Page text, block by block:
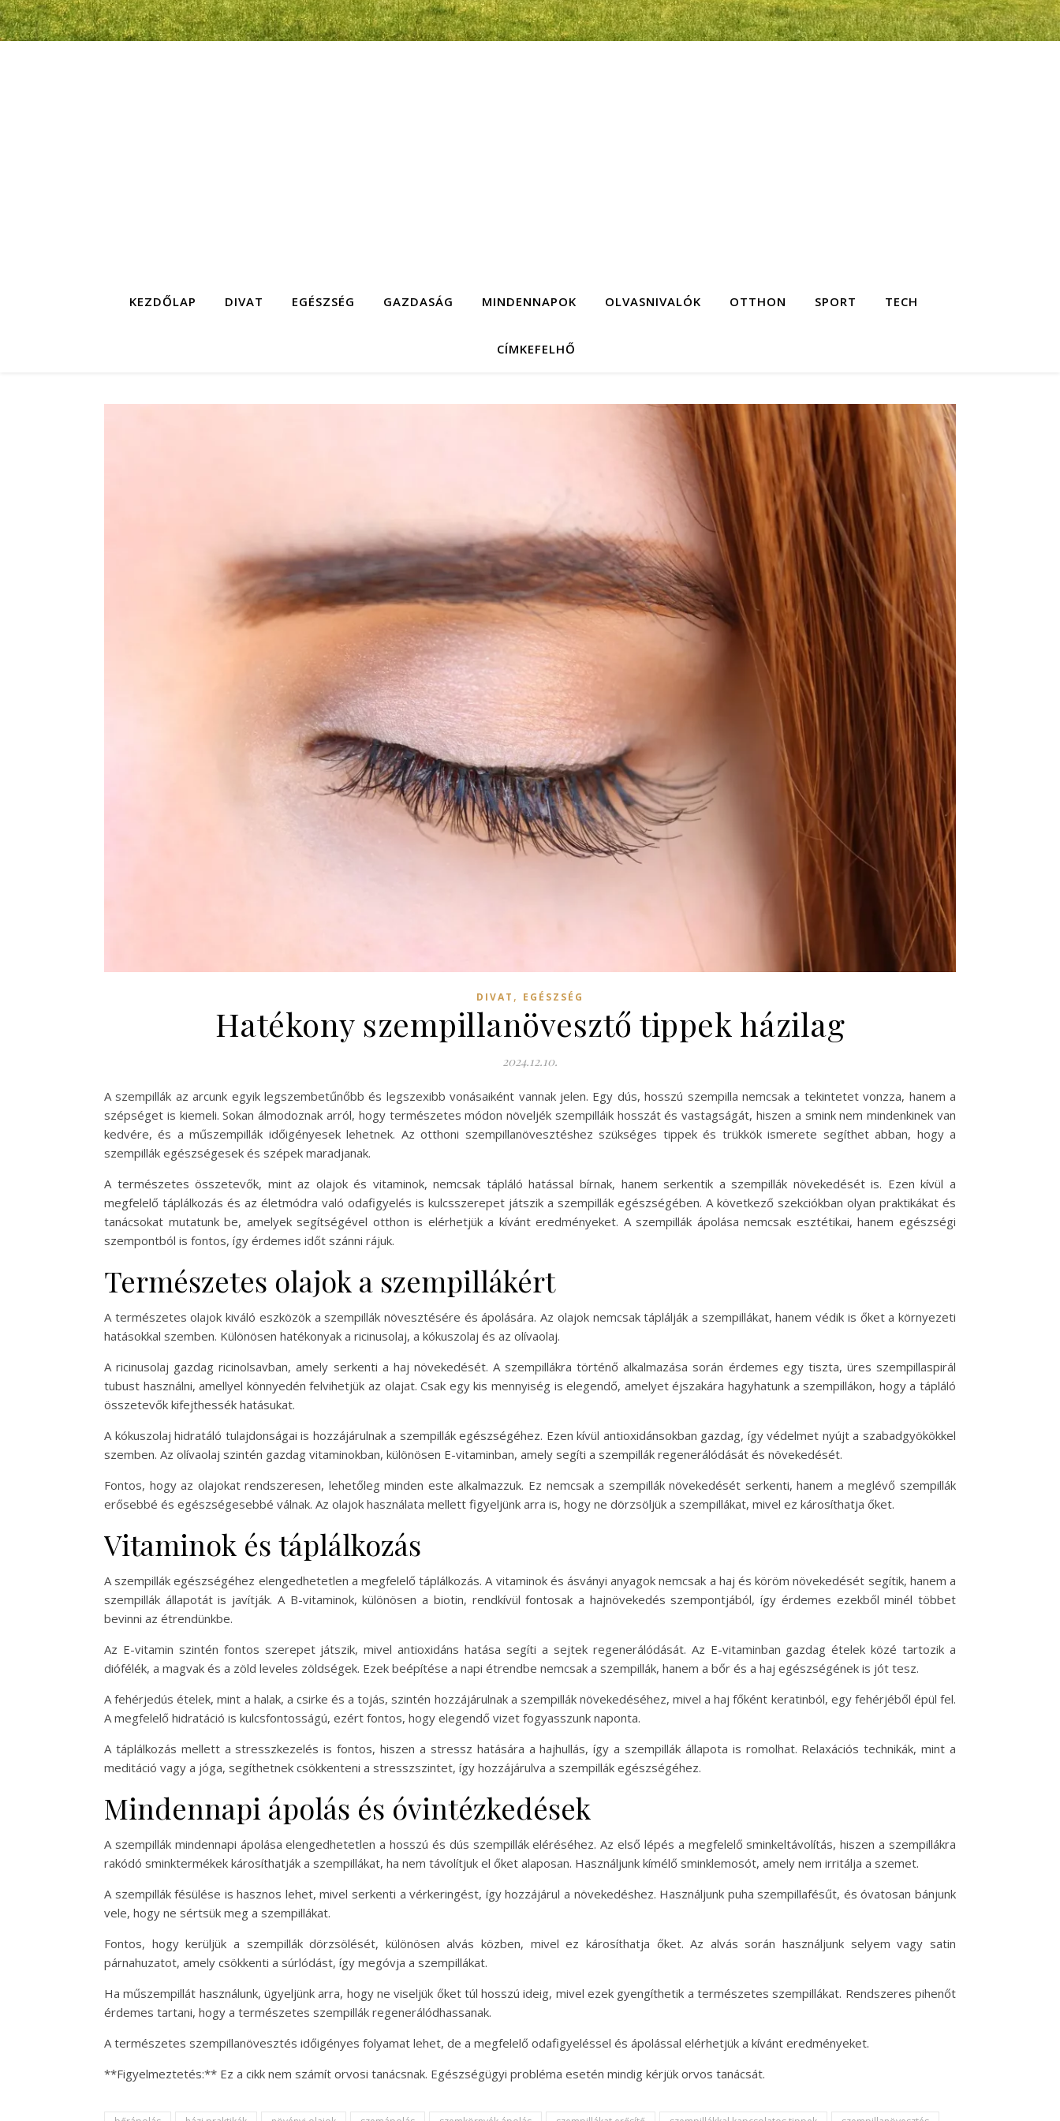
KEZDŐLAP DIVAT EGÉSZSÉG GAZDASÁG MINDENNAPOK OLVASNIVALÓK OTTHON SPORT TECH
CÍMKEFELHŐ
DIVAT , EGÉSZSÉG
Hatékony szempillanövesztő tippek házilag
2024.12.10.
A szempillák az arcunk egyik legszembetűnőbb és legszexibb vonásaiként vannak jelen. Egy dús, hosszú szempilla nemcsak a tekintetet vonzza, hanem a
szépséget is kiemeli. Sokan álmodoznak arról, hogy természetes módon növeljék szempilláik hosszát és vastagságát, hiszen a smink nem mindenkinek van
kedvére, és a műszempillák időigényesek lehetnek. Az otthoni szempillanövesztéshez szükséges tippek és trükkök ismerete segíthet abban, hogy a
szempillák egészségesek és szépek maradjanak.
A természetes összetevők, mint az olajok és vitaminok, nemcsak tápláló hatással bírnak, hanem serkentik a szempillák növekedését is. Ezen kívül a
megfelelő táplálkozás és az életmódra való odafigyelés is kulcsszerepet játszik a szempillák egészségében. A következő szekciókban olyan praktikákat és
tanácsokat mutatunk be, amelyek segítségével otthon is elérhetjük a kívánt eredményeket. A szempillák ápolása nemcsak esztétikai, hanem egészségi
szempontból is fontos, így érdemes időt szánni rájuk.
Természetes olajok a szempillákért
A természetes olajok kiváló eszközök a szempillák növesztésére és ápolására. Az olajok nemcsak táplálják a szempillákat, hanem védik is őket a környezeti
hatásokkal szemben. Különösen hatékonyak a ricinusolaj, a kókuszolaj és az olívaolaj.
A ricinusolaj gazdag ricinolsavban, amely serkenti a haj növekedését. A szempillákra történő alkalmazása során érdemes egy tiszta, üres szempillaspirál
tubust használni, amellyel könnyedén felvihetjük az olajat. Csak egy kis mennyiség is elegendő, amelyet éjszakára hagyhatunk a szempillákon, hogy a tápláló
összetevők kifejthessék hatásukat.
A kókuszolaj hidratáló tulajdonságai is hozzájárulnak a szempillák egészségéhez. Ezen kívül antioxidánsokban gazdag, így védelmet nyújt a szabadgyökökkel
szemben. Az olívaolaj szintén gazdag vitaminokban, különösen E-vitaminban, amely segíti a szempillák regenerálódását és növekedését.
Fontos, hogy az olajokat rendszeresen, lehetőleg minden este alkalmazzuk. Ez nemcsak a szempillák növekedését serkenti, hanem a meglévő szempillák
erősebbé és egészségesebbé válnak. Az olajok használata mellett figyeljünk arra is, hogy ne dörzsöljük a szempillákat, mivel ez károsíthatja őket.
Vitaminok és táplálkozás
A szempillák egészségéhez elengedhetetlen a megfelelő táplálkozás. A vitaminok és ásványi anyagok nemcsak a haj és köröm növekedését segítik, hanem a
szempillák állapotát is javítják. A B-vitaminok, különösen a biotin, rendkívül fontosak a hajnövekedés szempontjából, így érdemes ezekből minél többet
bevinni az étrendünkbe.
Az E-vitamin szintén fontos szerepet játszik, mivel antioxidáns hatása segíti a sejtek regenerálódását. Az E-vitaminban gazdag ételek közé tartozik a
diófélék, a magvak és a zöld leveles zöldségek. Ezek beépítése a napi étrendbe nemcsak a szempillák, hanem a bőr és a haj egészségének is jót tesz.
A fehérjedús ételek, mint a halak, a csirke és a tojás, szintén hozzájárulnak a szempillák növekedéséhez, mivel a haj főként keratinból, egy fehérjéből épül fel.
A megfelelő hidratáció is kulcsfontosságú, ezért fontos, hogy elegendő vizet fogyasszunk naponta.
A táplálkozás mellett a stresszkezelés is fontos, hiszen a stressz hatására a hajhullás, így a szempillák állapota is romolhat. Relaxációs technikák, mint a
meditáció vagy a jóga, segíthetnek csökkenteni a stresszszintet, így hozzájárulva a szempillák egészségéhez.
Mindennapi ápolás és óvintézkedések
A szempillák mindennapi ápolása elengedhetetlen a hosszú és dús szempillák eléréséhez. Az első lépés a megfelelő sminkeltávolítás, hiszen a szempillákra
rakódó sminktermékek károsíthatják a szempillákat, ha nem távolítjuk el őket alaposan. Használjunk kímélő sminklemosót, amely nem irritálja a szemet.
A szempillák fésülése is hasznos lehet, mivel serkenti a vérkeringést, így hozzájárul a növekedéshez. Használjunk puha szempillafésűt, és óvatosan bánjunk
vele, hogy ne sértsük meg a szempillákat.
Fontos, hogy kerüljük a szempillák dörzsölését, különösen alvás közben, mivel ez károsíthatja őket. Az alvás során használjunk selyem vagy satin
párnahuzatot, amely csökkenti a súrlódást, így megóvja a szempillákat.
Ha műszempillát használunk, ügyeljünk arra, hogy ne viseljük őket túl hosszú ideig, mivel ezek gyengíthetik a természetes szempillákat. Rendszeres pihenőt
érdemes tartani, hogy a természetes szempillák regenerálódhassanak.
A természetes szempillanövesztés időigényes folyamat lehet, de a megfelelő odafigyeléssel és ápolással elérhetjük a kívánt eredményeket.
**Figyelmeztetés:** Ez a cikk nem számít orvosi tanácsnak. Egészségügyi probléma esetén mindig kérjük orvos tanácsát.